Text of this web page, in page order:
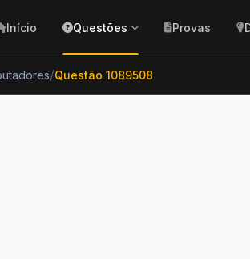
Início Questões Provas
/Questão 1089508